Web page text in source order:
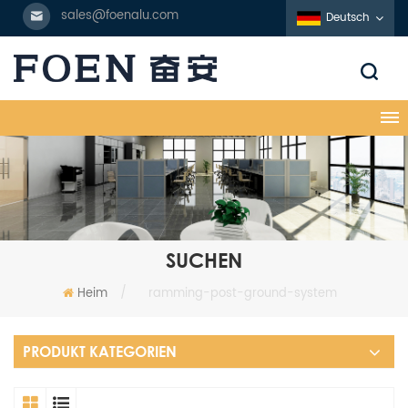
sales@foenalu.com Deutsch
SUCHEN
Heim / ramming-post-ground-system
PRODUKT KATEGORIEN